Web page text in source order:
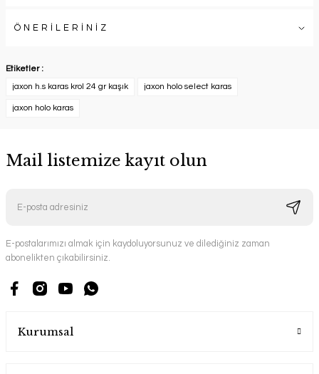
ÖNERİLERİNİZ
Etiketler :
jaxon h.s karas krol 24 gr kaşık
jaxon holo select karas
jaxon holo karas
Mail listemize kayıt olun
E-postalarımızı almak için kaydoluyorsunuz ve dilediğiniz zaman
abonelikten çıkabilirsiniz.
Kurumsal